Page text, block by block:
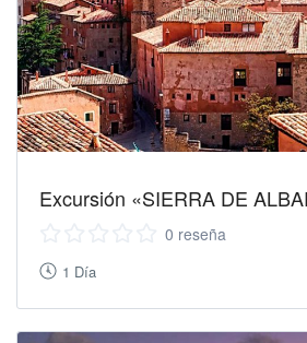
Excursión «SIERRA DE
0 reseña
1 Día